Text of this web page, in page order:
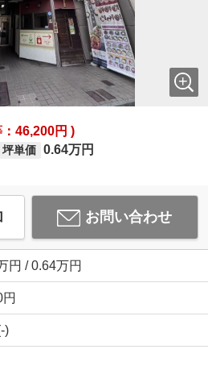
46,200円 )
坪単価 0.64万円
お問い合わせ
円 / 0.64万円
)